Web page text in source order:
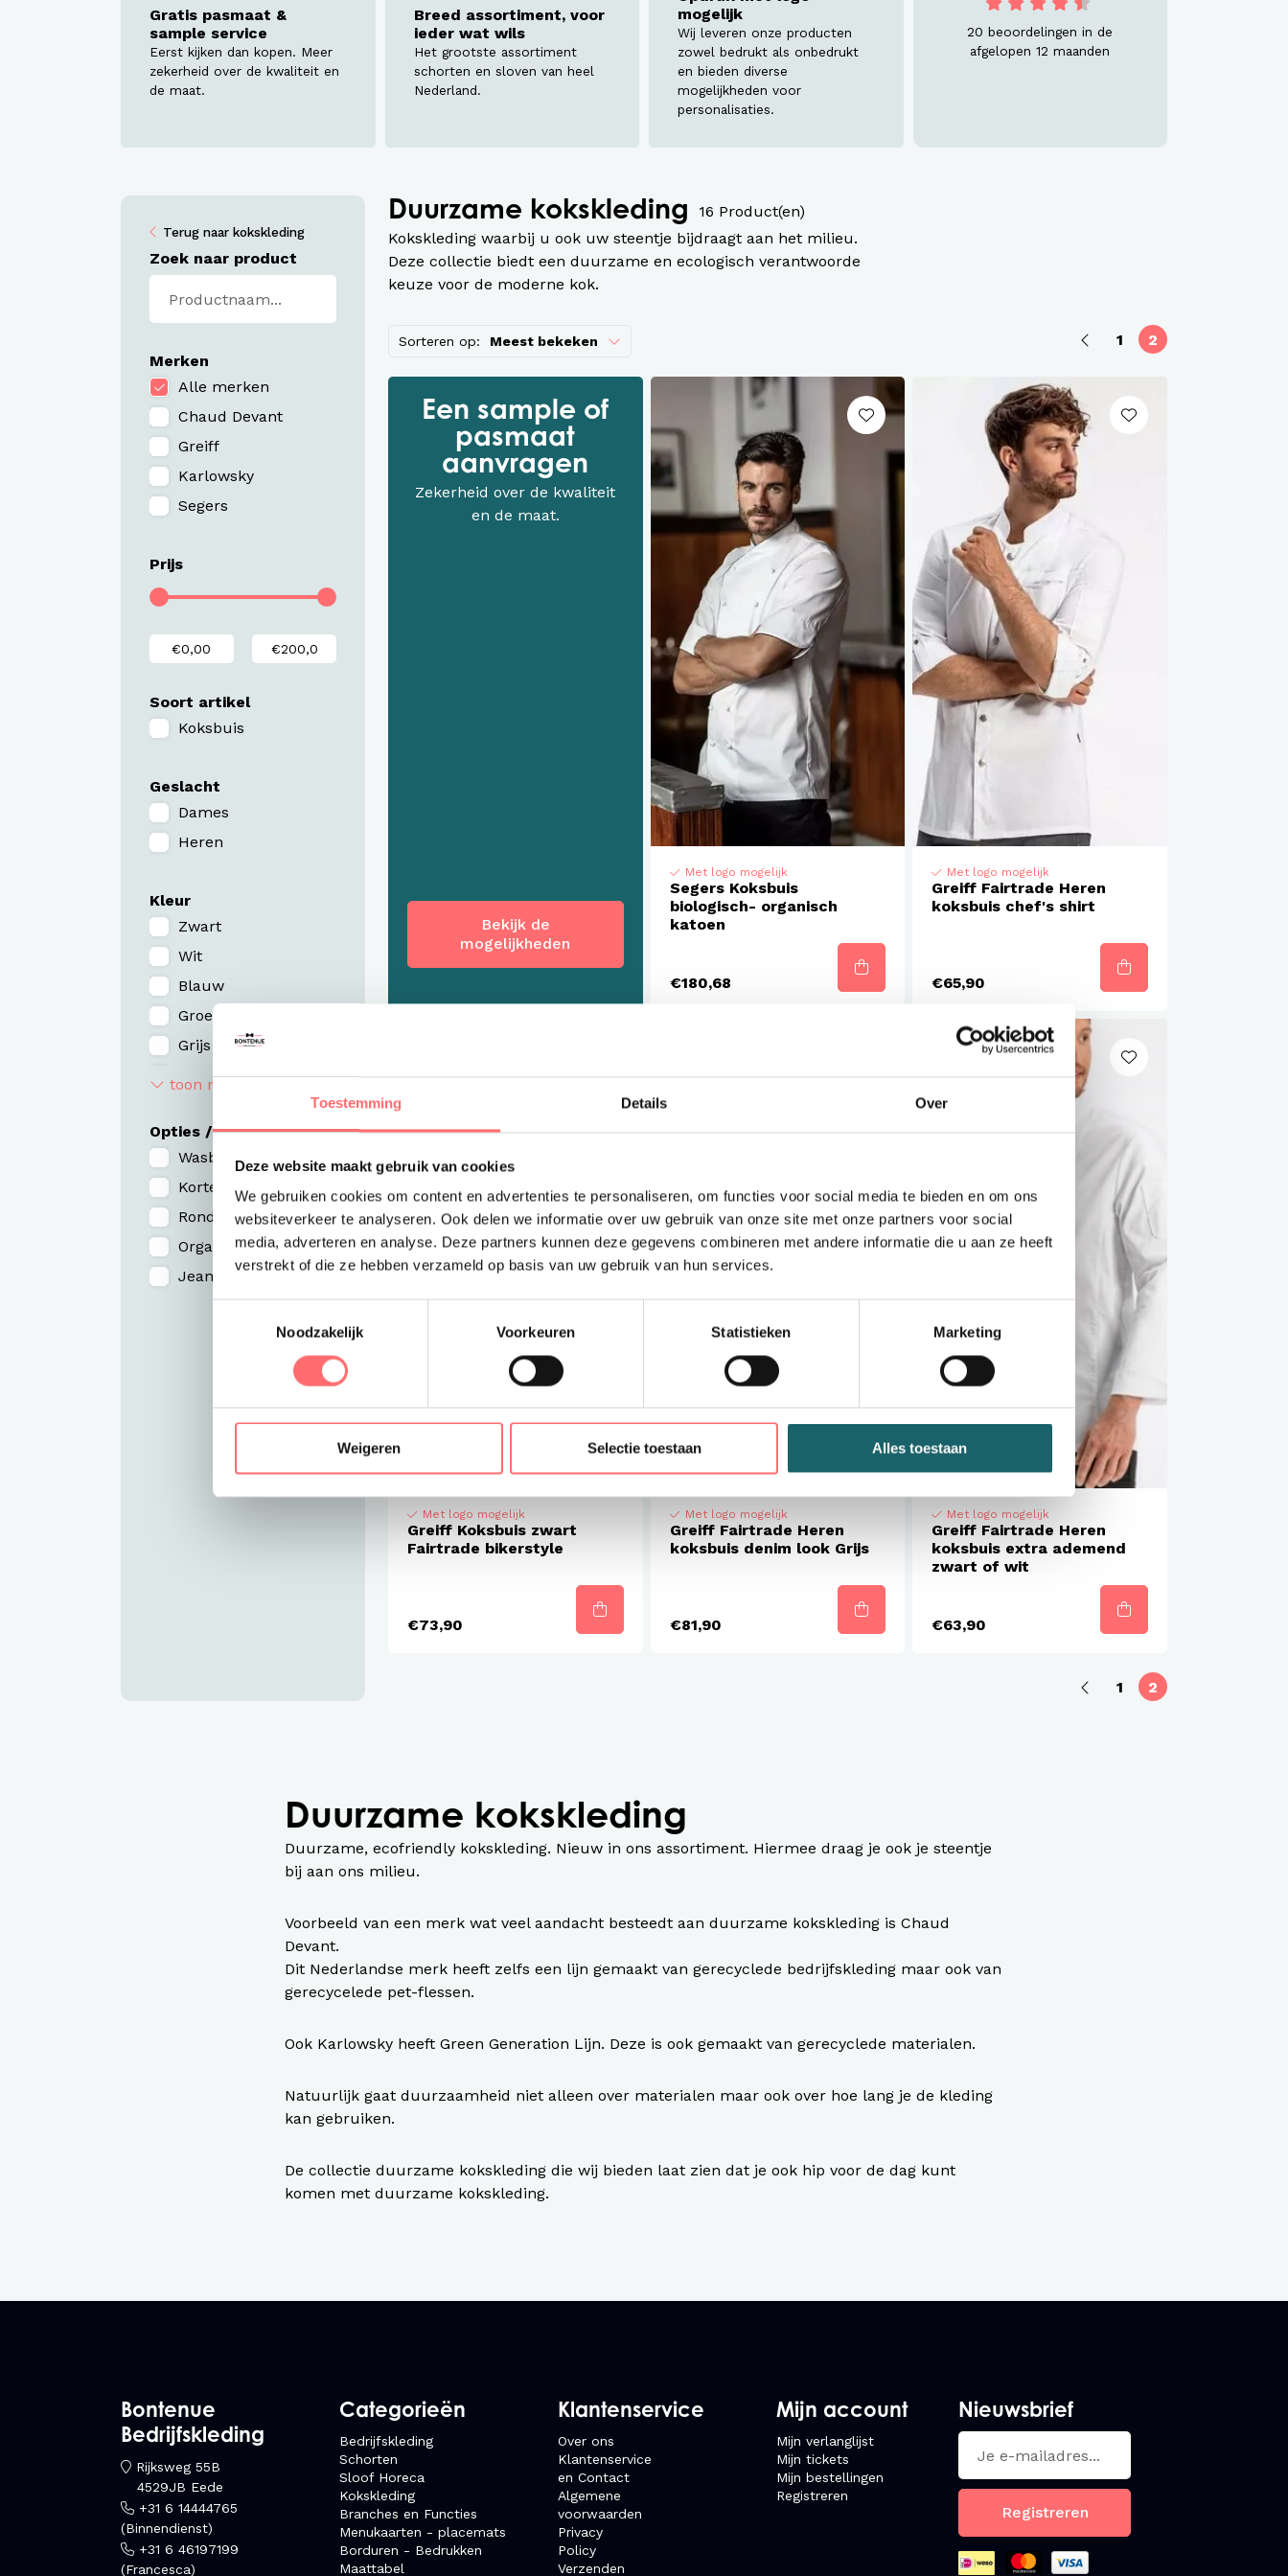
Toestemming Details Over
Deze website maakt gebruik van cookies
We gebruiken cookies om content en advertenties te personaliseren, om functies voor social media te bieden en om ons
websiteverkeer te analyseren. Ook delen we informatie over uw gebruik van onze site met onze partners voor social
media, adverteren en analyse. Deze partners kunnen deze gegevens combineren met andere informatie die u aan ze heeft
verstrekt of die ze hebben verzameld op basis van uw gebruik van hun services.
Noodzakelijk
Voorkeuren Statistieken Marketing
Weigeren Selectie toestaan Alles toestaan
Werkjassen
Werkbroeken en overalls Workwear
Gratis pasmaat &
sample service
Eerst kijken dan kopen. Meer
zekerheid over de kwaliteit en
de maat.
Breed assortiment, voor
ieder wat wils
Het grootste assortiment
schorten en sloven van heel
Nederland.
mogelijk
Wij leveren onze producten
zowel bedrukt als onbedrukt
en bieden diverse
mogelijkheden voor
personalisaties.
20 beoordelingen in de
afgelopen 12 maanden
Terug naar kokskleding
Zoek naar product
Merken
Alle merken
Chaud Devant
Greiff
Karlowsky
Segers
Prijs
Soort artikel
Koksbuis
Geslacht
Dames
Heren
Kleur
Zwart
Wit
Blauw
Groen
Grijs
Rood / Bordeaux
Zilver / Goud / Brons
toon meer
Opties / Eigenschappen
Wasbaar > 60 ˚C
Korte mouw
Ronde hals
Organic / duurzaam
Jeans (look)
Duurzame kokskleding
16 Product(en)
Kokskleding waarbij u ook uw steentje bijdraagt aan het milieu.
Deze collectie biedt een duurzame en ecologisch verantwoorde
keuze voor de moderne kok.
Sorteren op: Meest bekeken 1 2
Een sample of
pasmaat
aanvragen
Zekerheid over de kwaliteit
en de maat.
Bekijk de
mogelijkheden
Met logo mogelijk
Segers Koksbuis
biologisch- organisch
katoen
€180,68
Met logo mogelijk
Greiff Fairtrade Heren
koksbuis chef's shirt
€65,90
Met logo mogelijk
Greiff Koksbuis zwart
Fairtrade bikerstyle
€73,90
Met logo mogelijk
Greiff Fairtrade Heren
koksbuis denim look Grijs
€81,90
Met logo mogelijk
Greiff Fairtrade Heren
koksbuis extra ademend
zwart of wit
€63,90
1 2
Duurzame kokskleding
Duurzame, ecofriendly kokskleding. Nieuw in ons assortiment. Hiermee draag je ook je steentje
bij aan ons milieu.
Voorbeeld van een merk wat veel aandacht besteedt aan duurzame kokskleding is Chaud
Devant.
Dit Nederlandse merk heeft zelfs een lijn gemaakt van gerecyclede bedrijfskleding maar ook van
gerecycelede pet-flessen.
Ook Karlowsky heeft Green Generation Lijn. Deze is ook gemaakt van gerecyclede materialen.
Natuurlijk gaat duurzaamheid niet alleen over materialen maar ook over hoe lang je de kleding
kan gebruiken.
De collectie duurzame kokskleding die wij bieden laat zien dat je ook hip voor de dag kunt
komen met duurzame kokskleding.
Bontenue
Bedrijfskleding
Rijksweg 55B
4529JB Eede
+31 6 14444765
(Binnendienst)
+31 6 46197199
(Francesca)
Categorieën
Bedrijfskleding
Schorten
Sloof Horeca
Kokskleding
Branches en Functies
Menukaarten - placemats
Borduren - Bedrukken
Maattabel
Klantenservice
Over ons
Klantenservice
en Contact
Algemene
voorwaarden
Privacy
Policy
Verzenden
Mijn account
Mijn verlanglijst
Mijn tickets
Mijn bestellingen
Registreren
Nieuwsbrief
Registreren